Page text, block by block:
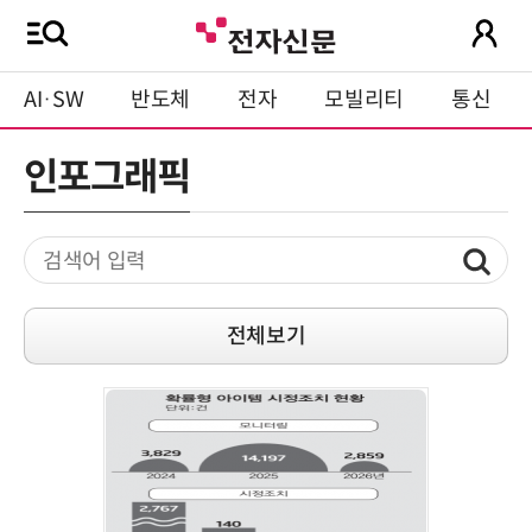
AI·SW 반도체 전자 모빌리티 통신
인포그래픽
전체보기